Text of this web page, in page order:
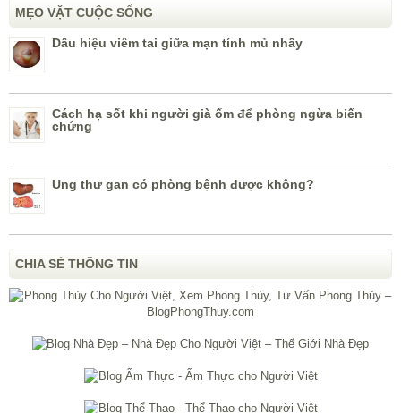
MẸO VẶT CUỘC SỐNG
Dấu hiệu viêm tai giữa mạn tính mủ nhầy
Cách hạ sốt khi người già ốm để phòng ngừa biến
chứng
Ung thư gan có phòng bệnh được không?
CHIA SẺ THÔNG TIN